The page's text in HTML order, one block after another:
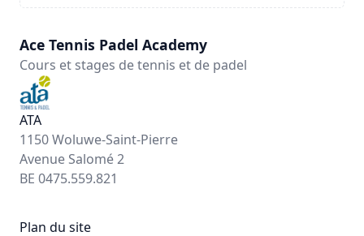
Ace Tennis Padel Academy
Cours et stages de tennis et de padel
ATA
1150 Woluwe-Saint-Pierre
Avenue Salomé 2
BE 0475.559.821
Plan du site